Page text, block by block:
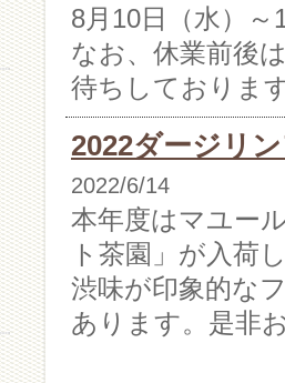
8月10日（水）～
なお、休業前後
待ちしておりま
2022ダージリ
2022/6/14
本年度はマユー
ト茶園」が入荷
渋味が印象的な
あります。是非